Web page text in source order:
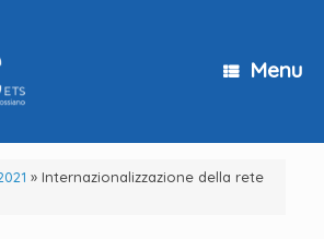
Menu
» Internazionalizzazione della rete